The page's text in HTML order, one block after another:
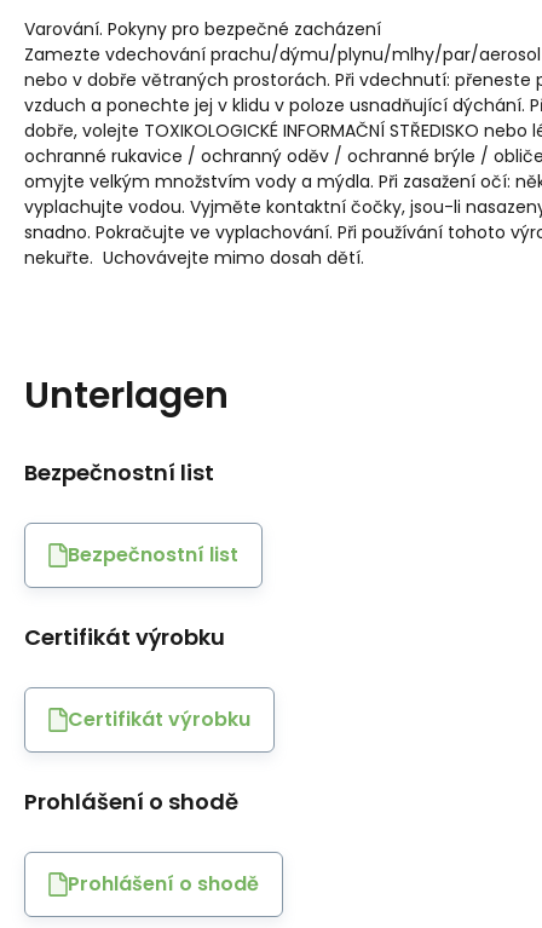
Varování. Pokyny pro bezpečné zacházení
Zamezte vdechování prachu/dýmu/plynu/mlhy/par/
nebo v dobře větraných prostorách. Při vdechnutí: přeneste
vzduch a ponechte jej v klidu v poloze usnadňující dýchání.
dobře, volejte TOXIKOLOGICKÉ INFORMAČNÍ STŘEDISKO
ochranné rukavice / ochranný oděv / ochranné brýle /
omyjte velkým množstvím vody a mýdla. Při zasažení očí:
vyplachujte vodou. Vyjměte kontaktní čočky, jsou-li
snadno. Pokračujte ve vyplachování. Při používání tohoto
nekuřte. Uchovávejte mimo dosah dětí.
Unterlagen
Bezpečnostní list
Bezpečnostní list
Certifikát výrobku
Certifikát výrobku
Prohlášení o shodě
Prohlášení o shodě